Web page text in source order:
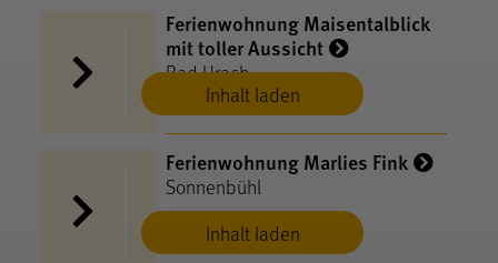
Inhalt laden
Ferienwohnung Maisentalblick
mit toller Aussicht
Bad Urach
Inhalt laden
Ferienwohnung Marlies Fink
Sonnenbühl